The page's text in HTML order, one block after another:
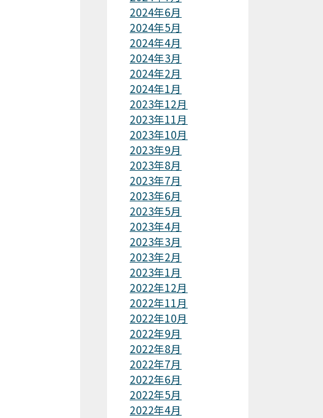
2024年6月
2024年5月
2024年4月
2024年3月
2024年2月
2024年1月
2023年12月
2023年11月
2023年10月
2023年9月
2023年8月
2023年7月
2023年6月
2023年5月
2023年4月
2023年3月
2023年2月
2023年1月
2022年12月
2022年11月
2022年10月
2022年9月
2022年8月
2022年7月
2022年6月
2022年5月
2022年4月